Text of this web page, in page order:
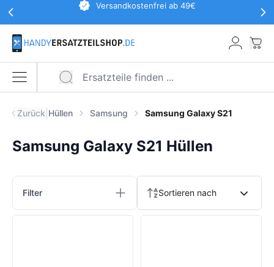
Zum Hauptinhalt springen
Werbeaktionen KopfzeileVersandkostenfrei ab 49€
Menü öffnen
Zurück Hüllen Samsung Samsung Galaxy S21
Samsung Galaxy S21 Hüllen
Produkte
Filter Sortieren nach